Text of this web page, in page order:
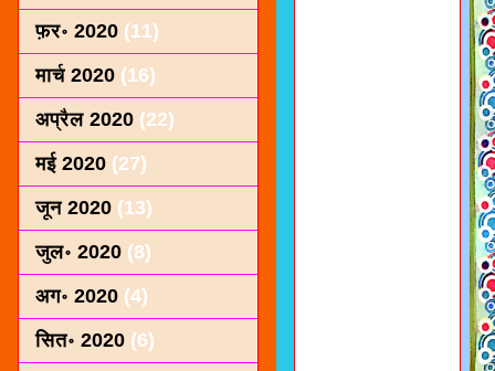
फ़र॰ 2020 (11)
मार्च 2020 (16)
अप्रैल 2020 (22)
मई 2020 (27)
जून 2020 (13)
जुल॰ 2020 (8)
अग॰ 2020 (4)
सित॰ 2020 (6)